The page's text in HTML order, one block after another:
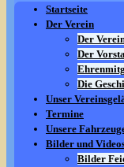
Startseite
Der Verein
Der
Der
Die
Unser
Termine
Unsere
Bilder und
Bilder